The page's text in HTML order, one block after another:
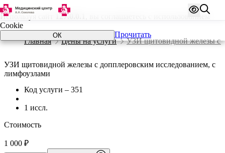
Используя сайт 127.0.0.1
, вы соглашаетесь с использованием
Cookie
ОК Прочитать
Главная Цены на услуги УЗИ щитовидной железы с
УЗИ щитовидной железы с допплеровским исследованием, с
лимфоузлами
Код услуги – 351
1 иссл.
Стоимость
1 000 ₽